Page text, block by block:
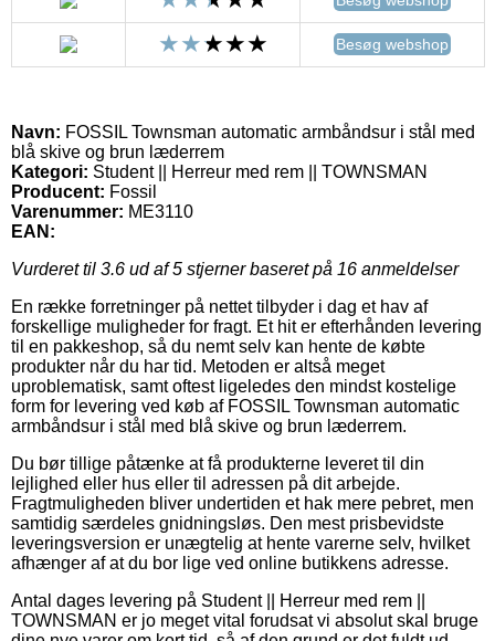
Besøg webshop
Navn: FOSSIL Townsman automatic armbåndsur i stål med
blå skive og brun læderrem
Kategori: Student || Herreur med rem || TOWNSMAN
Producent: Fossil
Varenummer: ME3110
EAN:
Vurderet til 3.6 ud af 5 stjerner baseret på 16 anmeldelser
En række forretninger på nettet tilbyder i dag et hav af
forskellige muligheder for fragt. Et hit er efterhånden levering
til en pakkeshop, så du nemt selv kan hente de købte
produkter når du har tid. Metoden er altså meget
uproblematisk, samt oftest ligeledes den mindst kostelige
form for levering ved køb af FOSSIL Townsman automatic
armbåndsur i stål med blå skive og brun læderrem.
Du bør tillige påtænke at få produkterne leveret til din
lejlighed eller hus eller til adressen på dit arbejde.
Fragtmuligheden bliver undertiden et hak mere pebret, men
samtidig særdeles gnidningsløs. Den mest prisbevidste
leveringsversion er unægtelig at hente varerne selv, hvilket
afhænger af at du bor lige ved online butikkens adresse.
Antal dages levering på Student || Herreur med rem ||
TOWNSMAN er jo meget vital forudsat vi absolut skal bruge